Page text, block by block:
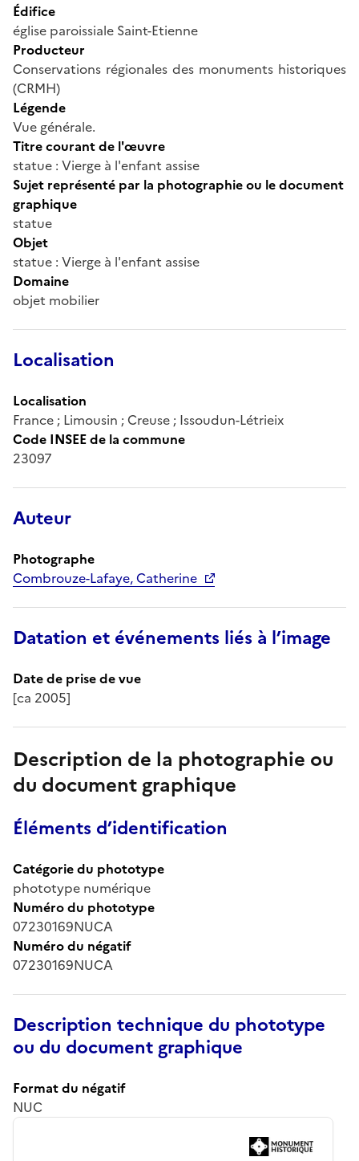
Édifice
église paroissiale Saint-Etienne
Producteur
Conservations régionales des monuments historiques
(CRMH)
Légende
Vue générale.
Titre courant de l'œuvre
statue : Vierge à l'enfant assise
Sujet représenté par la photographie ou le document
graphique
statue
Objet
statue : Vierge à l'enfant assise
Domaine
objet mobilier
Localisation
Localisation
France ; Limousin ; Creuse ; Issoudun-Létrieix
Code INSEE de la commune
23097
Auteur
Photographe
Combrouze-Lafaye, Catherine
Datation et événements liés à l’image
Date de prise de vue
[ca 2005]
Description de la photographie ou
du document graphique
Éléments d’identification
Catégorie du phototype
phototype numérique
Numéro du phototype
07230169NUCA
Numéro du négatif
07230169NUCA
Description technique du phototype
ou du document graphique
Format du négatif
NUC